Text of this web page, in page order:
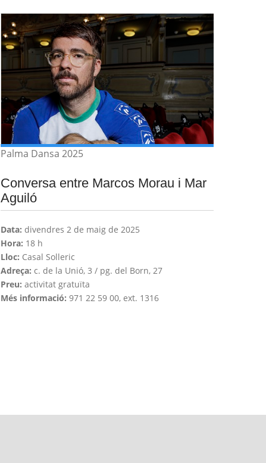
Palma Dansa 2025
Conversa entre Marcos Morau i Mar
Aguiló
Data: divendres 2 de maig de 2025
Hora: 18 h
Lloc: Casal Solleric
Adreça: c. de la Unió, 3 / pg. del Born, 27
Preu: activitat gratuïta
Més informació: 971 22 59 00, ext. 1316